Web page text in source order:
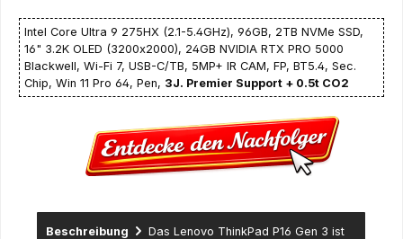
Intel Core Ultra 9 275HX (2.1-5.4GHz), 96GB, 2TB NVMe SSD,
16" 3.2K OLED (3200x2000), 24GB NVIDIA RTX PRO 5000
Blackwell, Wi-Fi 7, USB-C/TB, 5MP+ IR CAM, FP, BT5.4, Sec.
Chip, Win 11 Pro 64, Pen, 3J. Premier Support + 0.5t CO2
Beschreibung
Das Lenovo ThinkPad P16 Gen 3 ist